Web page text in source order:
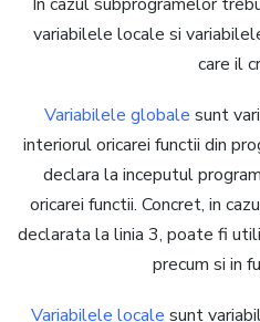
variabilele locale si
care il
Variabilele globale sunt
interiorul oricarei functii din
declara la inceputul
oricarei functii. Concret, in
declarata la linia 3, poate fi
precum si in
Variabilele locale sunt